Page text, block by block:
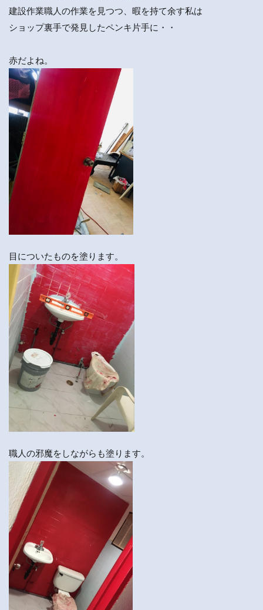
建設作業職人の作業を見つつ、暇を持て余す私は
ショップ裏手で発見したペンキ片手に・・
赤だよね。
目についたものを塗ります。
職人の邪魔をしながらも塗ります。